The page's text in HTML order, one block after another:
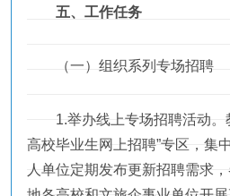
五、工作任务
（一）组织系列专场招聘
1.举办线上专场招聘活动。教
高校毕业生网上招聘”专区，集
人单位定期发布更新招聘需求